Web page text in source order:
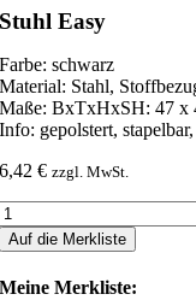
Stuhl Easy
Farbe: schwarz
Material: Stahl,
Maße: BxTxHxSH: 47 x
Info: gepolstert,
6,42€ zzgl. MwSt.
Auf die Merkliste
Meine Merkliste: